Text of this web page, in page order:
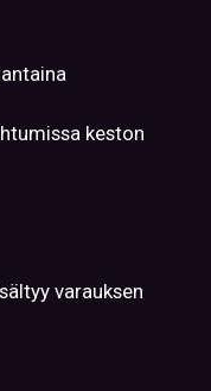
keston
varauksen